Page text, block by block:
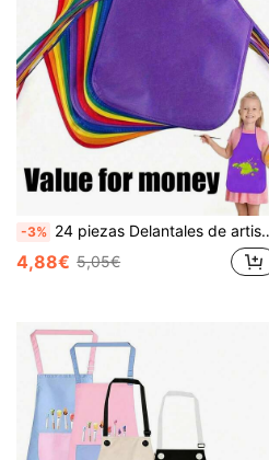
-3% 24 piezas Delantales de artista para niños - Batas de pintura y cocina de tela no tejida, adecuadas para el aula, la cocina, fiestas y actividades de manualidades, impermeables
4,88€ 5,05€